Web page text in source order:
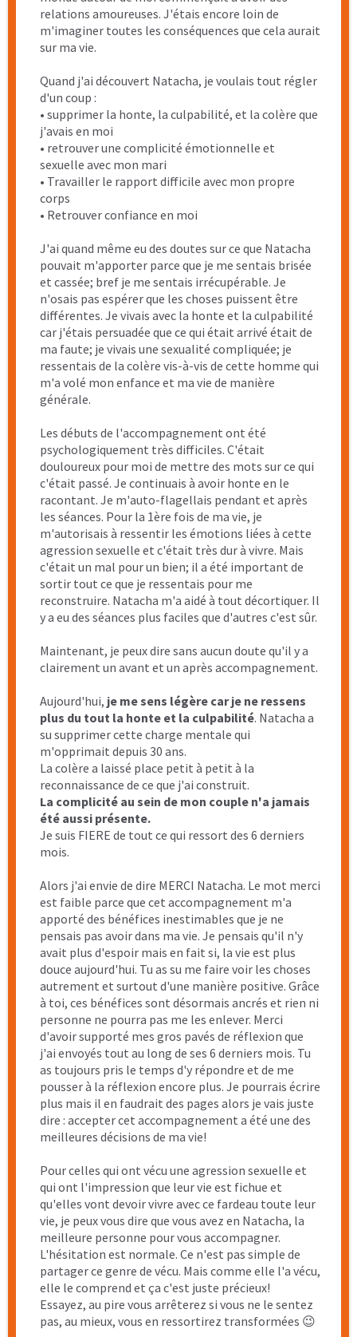
douce aujourd'hui. Tu as su me faire voir les choses
autrement et surtout d'une manière positive. Grâce
à toi, ces bénéfices sont désormais ancrés et rien ni
d'avoir supporté mes gros pavés de réflexion que
j'ai envoyés tout au long de ses 6 derniers mois. Tu
as toujours pris le temps d'y répondre et de me
pousser à la réflexion encore plus. Je pourrais écrire
plus mais il en faudrait des pages alors je vais juste
dire : accepter cet accompagnement a été une des
meilleures décisions de ma vie!
Pour celles qui ont vécu une agression sexuelle et
qu'elles vont devoir vivre avec ce fardeau toute leur
vie, je peux vous dire que vous avez en Natacha, la
meilleure personne pour vous accompagner.
L'hésitation est normale. Ce n'est pas simple de
partager ce genre de vécu. Mais comme elle l'a vécu,
elle le comprend et ça c'est juste précieux!
Essayez, au pire vous arrêterez si vous ne le sentez
pas, au mieux, vous en ressortirez transformées 😉
En tout cas, moi je suis transformée!
Wonderwoman
Programme Renaissance et Intimité Joyeuse
Victime de viol durant mon enfance par le frère de
ma mère, ma vie en a été irrémédiablement
bouleversée.
Pendant plus de 35 ans, j’ai essayé de vivre avec, en
essayant d’enfouir ces événements profondément.
possible.
Avoir une vie sexuelle dite normale était
compréhensif et prévenant. Vivre chaque approche
de son compagnon avec appréhension voire même
dégoût, était devenu insupportable pour moi.
Sans parler des conséquences sur ma façon d’être
avec mes enfants, j’étais trop protectrices et en
même temps j’avais beaucoup de difficultés,
surtout lorsqu’ils ont grandi pour les serrer dans
mes bras.
Et puis ma Dieteticienne m’a parlée de Natacha. Au
début, je ne me sentais pas capable de faire cette
événements, de ce que cela pouvait refaire surgir. Et
je n’étais pas certaine que cela serve à quelque
chose. Et puis, je me suis dit que si je voulais que les
choses changent, je devais essayer.
Le 1 er RDV avec Natacha m’a vraiment mise en
confiance. Sa voix, ses paroles m’ont apaisée. Le
fait, également de faire ces « entretiens »en visio,
en étant chez soi, dans son environnement, son
cocon, ont fini par me décider à faire cette
démarche avec Natacha.
Je ne le cache pas, il y a eu des moments difficiles
mais qui m’ont fait réaliser que je n’avais jamais
vraiment relaté à quelqu’un ce qui s’était passé. Et
avec du recul, même si ça a été difficile, c’était
nécessaire. D’autant que Natacha sait nous apaiser,
nous protéger. Et surtout elle a réussi à me faire
serai arrivée à ce résultat sans elle, sans sa douceur,
sa patience et sa compréhension.
J’ai eu longtemps peur de me faire accompagner
car je pensais que ça ne servirait à rien à part raviver
mes cauchemars, mais aujourd’hui je peux dire aux
personnes qui comme moi hésitent, que
l’accompagnement de Natacha ne peut que les
aider. Ce qui m’a marquée c’est la facilité avec
laquelle je me suis confiée à Natacha, ce qui n’est
vraiment pas mon habitude. J’avais l’impression de